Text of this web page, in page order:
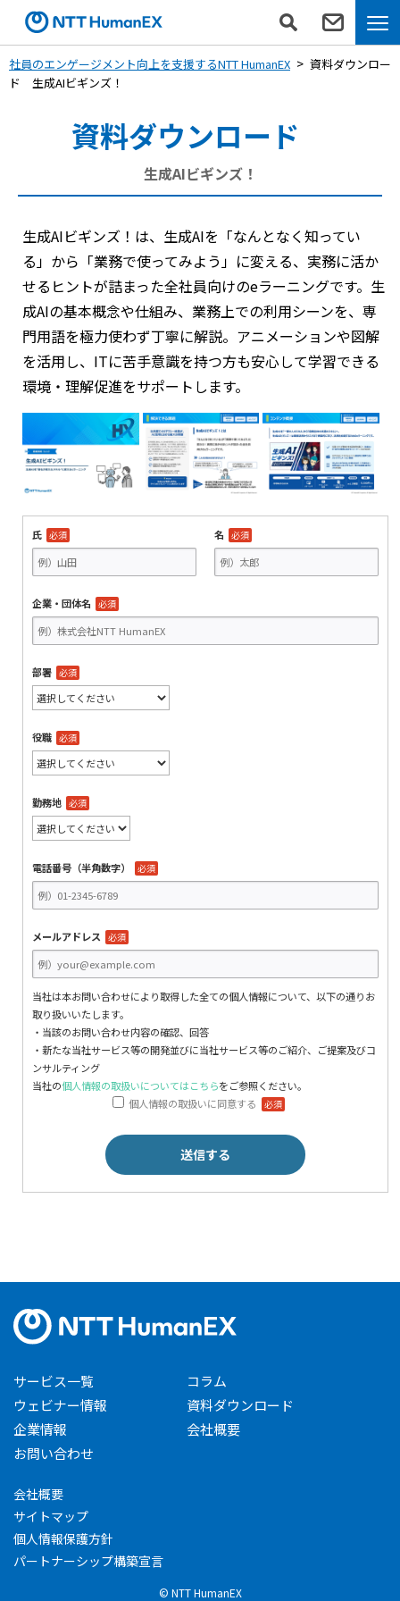
社員のエンゲージメント向上を支援するNTT HumanEX
資料ダウンロー
ド 生成AIビギンズ！
資料ダウンロード
生成AIビギンズ！
生成AIビギンズ！は、生成AIを「なんとなく知ってい
る」から「業務で使ってみよう」に変える、実務に活か
せるヒントが詰まった全社員向けのeラーニングです。生
成AIの基本概念や仕組み、業務上での利用シーンを、専
門用語を極力使わず丁寧に解説。アニメーションや図解
を活用し、ITに苦手意識を持つ方も安心して学習できる
環境・理解促進をサポートします。
氏 必須 名 必須
企業・団体名 必須
部署 必須
役職 必須
勤務地 必須
電話番号（半角数字） 必須
メールアドレス 必須
当社は本お問い合わせにより取得した全ての個人情報について、以下の通りお
取り扱いいたします。
・当該のお問い合わせ内容の確認、回答
・新たな当社サービス等の開発並びに当社サービス等のご紹介、ご提案及びコ
ンサルティング
当社の個人情報の取扱いについてはこちらをご参照ください。
個人情報の取扱いに同意する
必須
サービス一覧
コラム
ウェビナー情報
資料ダウンロード
企業情報
会社概要
お問い合わせ
会社概要
サイトマップ
個人情報保護方針
パートナーシップ構築宣言
© NTT HumanEX